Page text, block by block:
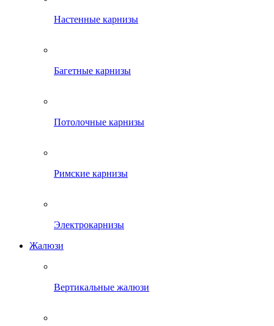
Настенные карнизы
Багетные карнизы
Потолочные карнизы
Римские карнизы
Электрокарнизы
Жалюзи
Вертикальные жалюзи